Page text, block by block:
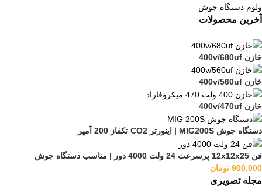
ولوم دستگاه جوش
آخرین محصولات
خازن 400v/680uf
خازن 400v/560uf
خازن 400v/470uf
دستگاه جوش MIG200S | اینورتر CO2 تکفاز 200 آمپر
فن 12x12x25 پرسرعت 24 ولت 4000 دور | مناسب دستگاه جوش
900,000 تومان
مجله تصویری